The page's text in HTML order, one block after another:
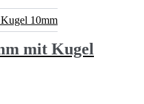
mit Kugel